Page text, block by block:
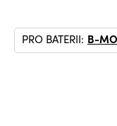
PRO BATERII: B-